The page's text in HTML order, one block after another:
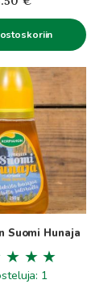
Suomi Hunaja
1